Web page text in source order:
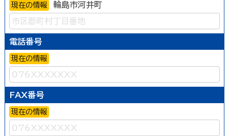
現在の情報 輪島市河井町
電話番号
現在の情報
FAX番号
現在の情報